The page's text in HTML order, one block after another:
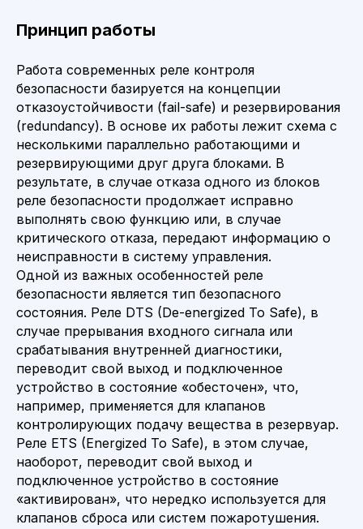
Принцип работы
Работа современных реле контроля
безопасности базируется на концепции
отказоустойчивости (fail-safe) и резервирования
(redundancy). В основе их работы лежит схема с
несколькими параллельно работающими и
резервирующими друг друга блоками. В
результате, в случае отказа одного из блоков
реле безопасности продолжает исправно
выполнять свою функцию или, в случае
критического отказа, передают информацию о
неисправности в систему управления.
Одной из важных особенностей реле
безопасности является тип безопасного
состояния. Реле DTS (De-energized To Safe), в
случае прерывания входного сигнала или
срабатывания внутренней диагностики,
переводит свой выход и подключенное
устройство в состояние «обесточен», что,
например, применяется для клапанов
контролирующих подачу вещества в резервуар.
Реле ETS (Energized To Safe), в этом случае,
наоборот, переводит свой выход и
подключенное устройство в состояние
«активирован», что нередко используется для
клапанов сброса или систем пожаротушения.